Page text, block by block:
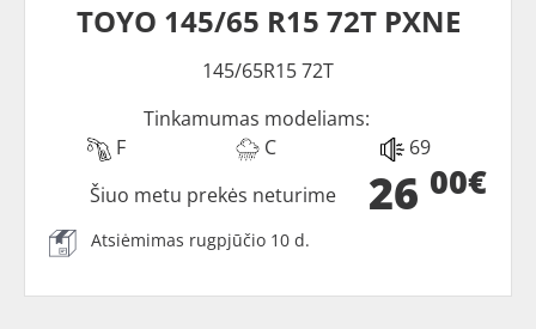
TOYO 145/65 R15 72T PXNE
145/65R15 72T
Tinkamumas modeliams:
F
C 69
26 00€
Šiuo metu prekės neturime
Atsiėmimas rugpjūčio 10 d.